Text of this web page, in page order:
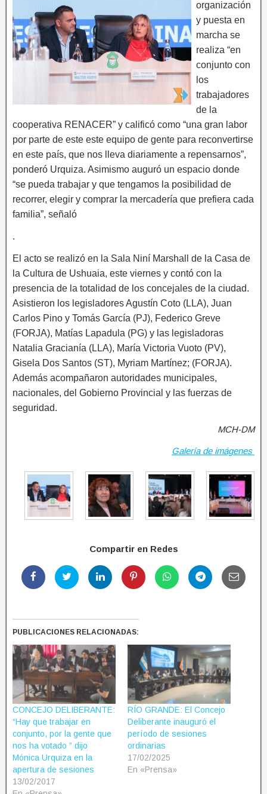
organización
y puesta en
marcha se
realiza “en
conjunto con
los
trabajadores
de la
cooperativa RENACER” y calificó como “una gran labor
por parte de este este equipo de gente para reconvertirse
en este país, que nos lleva diariamente a repensarnos”,
ponderó Urquiza. Asimismo auguró un espacio donde
“se pueda trabajar y que tengamos la posibilidad de
recorrer, elegir y comprar la mercadería que prefiera cada
familia”, señaló
.
El acto se realizó en la Sala Niní Marshall de la Casa de
la Cultura de Ushuaia, este viernes y contó con la
presencia de la totalidad de los concejales de la ciudad.
Asistieron los legisladores Agustín Coto (LLA), Juan
Carlos Pino y Tomás García (PJ), Federico Greve
(FORJA), Matías Lapadula (PG) y las legisladoras
Natalia Gracianía (LLA), María Victoria Vuoto (PV),
Gisela Dos Santos (ST), Myriam Martínez; (FORJA).
Además acompañaron autoridades municipales,
nacionales, del Gobierno Provincial y las fuerzas de
seguridad.
MCH-DM
Galería de imágenes
Compartir en Redes
PUBLICACIONES RELACIONADAS:
CONCEJO DELIBERANTE:
“Hay que trabajar en
conjunto, por la gente que
nos ha votado ” dijo
Mónica Urquiza en la
apertura de sesiones
13/02/2017
RÍO GRANDE: El Concejo
Deliberante inauguró el
período de sesiones
ordinarias
17/02/2025
En «Prensa»